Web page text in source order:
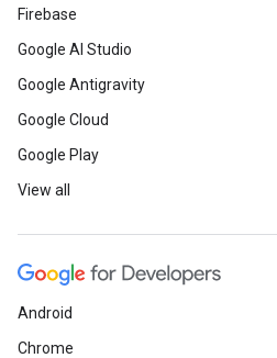
Firebase
Google AI Studio
Google Antigravity
Google Cloud
Google Play
View all
Android
Chrome